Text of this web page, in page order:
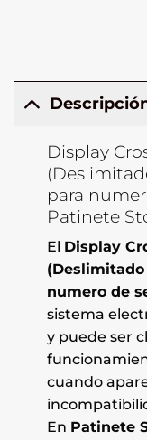
Display
para
Patinete
El Display
(Deslimitado
numero de
sistema
y puede ser
cuando
En Patinete